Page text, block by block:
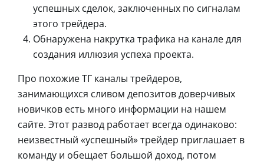
успешных сделок, заключенных по сигналам
этого трейдера.
Обнаружена накрутка трафика на канале для
создания иллюзия успеха проекта.
Про похожие ТГ каналы трейдеров,
занимающихся сливом депозитов доверчивых
новичков есть много информации на нашем
сайте. Этот развод работает всегда одинаково:
неизвестный «успешный» трейдер приглашает в
команду и обещает большой доход, потом